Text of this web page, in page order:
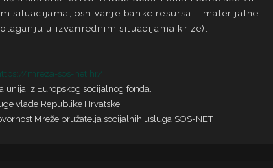
situacijama, osnivanje banke resursa – materijalne i
u izvanrednim situacijama krize).
mreza-sos-net.hr/
unija iz Europskog socijalnog fonda.
vlade Republike Hrvatske.
Mreže pružatelja socijalnih usluga SOS-NET.